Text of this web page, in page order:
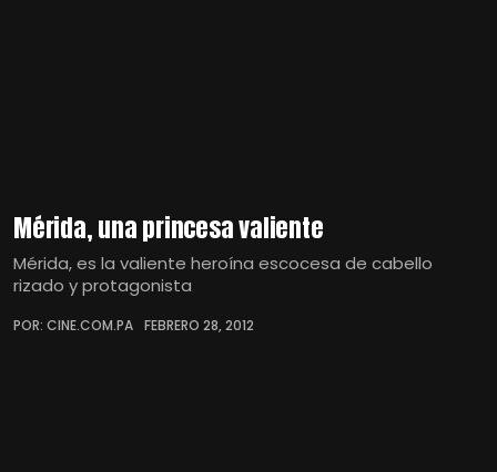
Mérida, una princesa valiente
Mérida, es la valiente heroína escocesa de cabello
rizado y protagonista
POR: CINE.COM.PA FEBRERO 28, 2012